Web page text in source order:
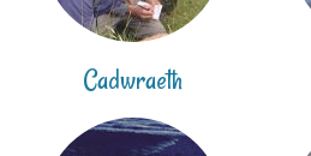
Cadwraeth